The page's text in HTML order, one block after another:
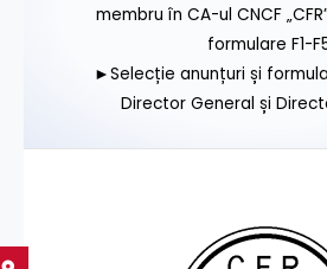
membru în CA-ul CNCF
formulare F1-
►Selecție anunțuri și
Director General și